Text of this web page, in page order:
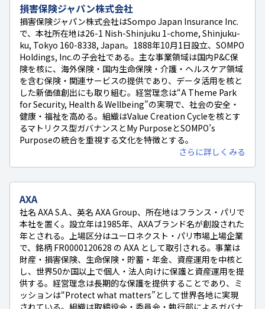
損害保険ジャパン株式会社
損害保険ジャパン株式会社はSompo Japan Insurance Inc.
で、本社所在地は26-1 Nish-Shinjuku 1-chome, Shinjuku-
ku, Tokyo 160-8338, Japan。1888年10月1日設立、SOMPO
Holdings, Inc.の子会社である。主な事業領域は国内P&C保
険を核に、海外保険・国内生命保険・介護・ヘルスケア領域
を含む保険・関連サービスの提供であり、データ活用を核と
した新価値創出にも取り組む。経営理念は“A Theme Park
for Security, Health & Wellbeing”の実現で、社会の安全・
健康・福祉を高める。組織はValue Creation Cycleを核とす
るマトリクス型ガバナンスとMy PurposeとSOMPO’s
Purposeの統合を重視する文化を特徴とする。
さらに詳しくみる
AXA
社名 AXA S.A.、英名 AXA Group、所在地はフランス・パリで
本社を置く。設立年は1985年、AXAブランド名が創設された
年とされる。上場区分はユーロネクスト・パリ市場上場企業
で、銘柄 FR0000120628 の AXA として取引される。事業は
財産・損害保険、生命保険・貯蓄・年金、資産運用を中核と
し、世界50か国以上で個人・法人向けに保護と資産運用を提
供する。経営理念は長期的な保護を提供することであり、ミ
ッションは“Protect what matters”として世界各地に実現
されている。組織は取締役会・委員会・執行部によるガバナ